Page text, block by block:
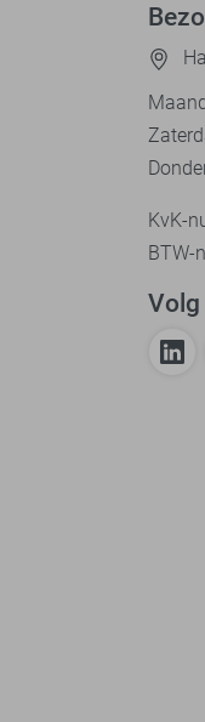
KvK-
BTW-
Volg